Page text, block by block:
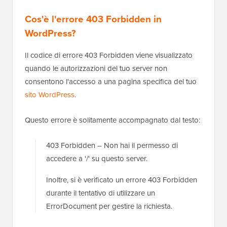
Cos'è l'errore 403 Forbidden in
WordPress?
Il codice di errore 403 Forbidden viene visualizzato
quando le autorizzazioni del tuo server non
consentono l'accesso a una pagina specifica del tuo
sito WordPress.
Questo errore è solitamente accompagnato dal testo:
403 Forbidden – Non hai il permesso di
accedere a '/' su questo server.
Inoltre, si è verificato un errore 403 Forbidden
durante il tentativo di utilizzare un
ErrorDocument per gestire la richiesta.